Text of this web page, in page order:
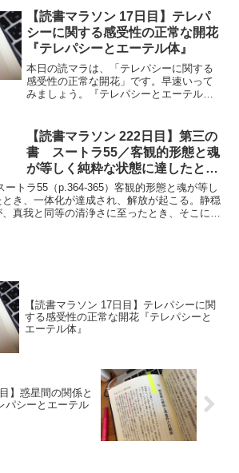
【読書マラソン 17日目】テレパ
シーに関する感受性の正常な開花
『テレパシーとエーテル体』
本日の読マラは、「テレパシーに関する
感受性の正常な開花」です。早速いって
みましょう。『テレパシーとエーテル
なオーラを生み出すことが必要である。
この言葉について深...
【読書マラソン 222日目】第三の
書 スートラ55／客観的形態と魂
が等しく純粋な状態に達したと
き、一体化が達成され、解放が起
こる『魂の光』
ートラ55（p.364-365）客観的形態と魂が等し
き、一体化が達成され、解放が起こる。静穏
真我と同等の清浄さに至ったとき、そこにカ
【読書マラソン 17日目】テレパシーに関
する感受性の正常な開花『テレパシーと
エーテル体』
】惑星間の関係と
パシーとエーテル